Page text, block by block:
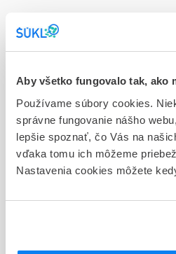
Aby všetko fungovalo tak, ako
Používame súbory cookies.
správne fungovanie nášho
lepšie spoznať, čo Vás na
vďaka tomu ich môžeme
Nastavenia cookies môžete
Registračné číslo
16/0210/20-S
cps dur 42x15 mg (blis.PVC/PVDC/
Stav
D - Registrácia bez obmedzenia
Typ registračnej procedúry